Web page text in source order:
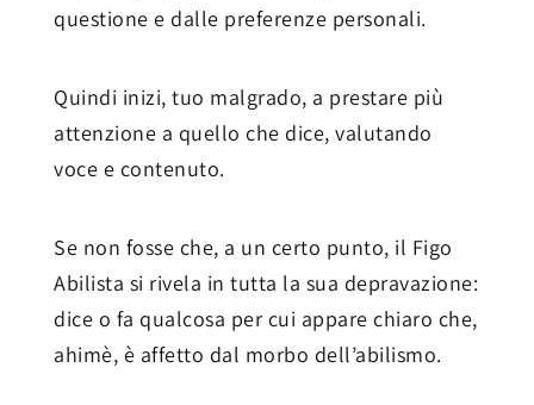
questione e dalle preferenze personali.
Quindi inizi, tuo malgrado, a prestare più
attenzione a quello che dice, valutando
voce e contenuto.
Se non fosse che, a un certo punto, il Figo
Abilista si rivela in tutta la sua depravazione:
dice o fa qualcosa per cui appare chiaro che,
ahimè, è affetto dal morbo dell’abilismo.